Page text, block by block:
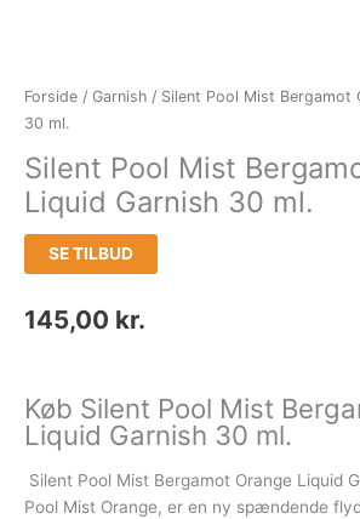
Forside / Garnish / Silent Pool Mist Bergamot
30 ml.
Silent Pool Mist
Liquid Garnish 30 ml.
SE TILBUD
145,00 kr.
Køb Silent Pool Mist
Liquid Garnish 30 ml.
Silent Pool Mist Bergamot Orange Liquid
Pool Mist Orange, er en ny spændende